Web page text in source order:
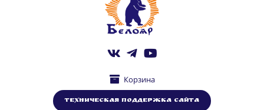
Корзина
Техническая поддержка сайта